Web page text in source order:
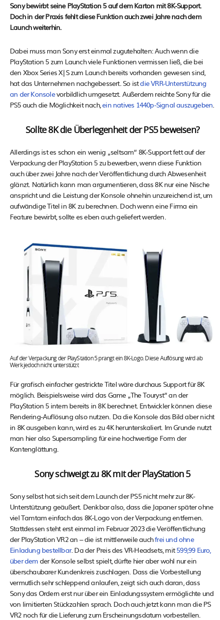
Sony bewirbt seine PlayStation 5 auf dem Karton mit 8K-Support.
Doch in der Praxis fehlt diese Funktion auch zwei Jahre nach dem
Launch weiterhin.
Dabei muss man Sony erst einmal zugutehalten: Auch wenn die
PlayStation 5 zum Launch viele Funktionen vermissen ließ, die bei
den Xbox Series X|S zum Launch bereits vorhanden gewesen sind,
hat das Unternehmen nachgebessert. So istdie VRR-Unterstützung
an der Konsolevorbildlich umgesetzt. Außerdem reichte Sony für die
PS5 auch die Möglichkeit nach,ein natives 1440p-Signal auszugeben.
Sollte 8K die Überlegenheit der PS5 beweisen?
Allerdings ist es schon ein wenig „seltsam“ 8K-Support fett auf der
Verpackung der PlayStation 5 zu bewerben, wenn diese Funktion
auch über zwei Jahre nach der Veröffentlichung durch Abwesenheit
glänzt. Natürlich kann man argumentieren, dass 8K nur eine Nische
anspricht und die Leistung der Konsole ohnehin unzureichend ist, um
aufwändige Titel in 8K zu berechnen. Doch wenn eine Firma ein
Feature bewirbt, sollte es eben auch geliefert werden.
Auf der Verpackung der PlayStation 5 prangt ein 8K-Logo. Diese Auflösung wird ab
Werk jedoch nicht unterstützt
Für grafisch einfacher gestrickte Titel wäre durchaus Support für 8K
möglich. Beispielsweise wird das Game „The Touryst“ an der
PlayStation 5 intern bereits in 8K berechnet. Entwickler können diese
Rendering-Auflösung also nutzen. Da die Konsole das Bild aber nicht
in 8K ausgeben kann, wird es zu 4K herunterskaliert. Im Grunde nutzt
man hier also Supersampling für eine hochwertige Form der
Kantenglättung.
Sony schweigt zu 8K mit der PlayStation 5
Sony selbst hat sich seit dem Launch der PS5 nicht mehr zur 8K-
Unterstützung geäußert. Denkbar also, dass die Japaner später ohne
viel Tamtam einfach das 8K-Logo von der Verpackung entfernen.
Stattdessen steht erst einmal im Februar 2023 die Veröffentlichung
der PlayStation VR2 an – die ist mittlerweile auchfrei und ohne
Einladung bestellbar. Da der Preis des VR-Headsets, mit599,99 Euro,
über dem der Konsole selbst spielt, dürfte hier aber wohl nur ein
überschaubarer Kundenkreis zuschlagen. Dass die Vorbestellung
vermutlich sehr schleppend anlaufen, zeigt sich auch daran, dass
Sony das Ordern erst nur über ein Einladungssystem ermöglichte und
von limitierten Stückzahlen sprach. Doch auch jetzt kann man die PS
VR2 noch für die Lieferung zum Erscheinungsdatum vorbestellen.